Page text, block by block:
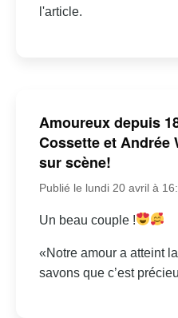
l'article.
Amoureux depuis
Cossette et Andrée
sur scène!
Publié le lundi 20 avril à
Un beau couple !
«Notre amour a atteint
savons que c’est